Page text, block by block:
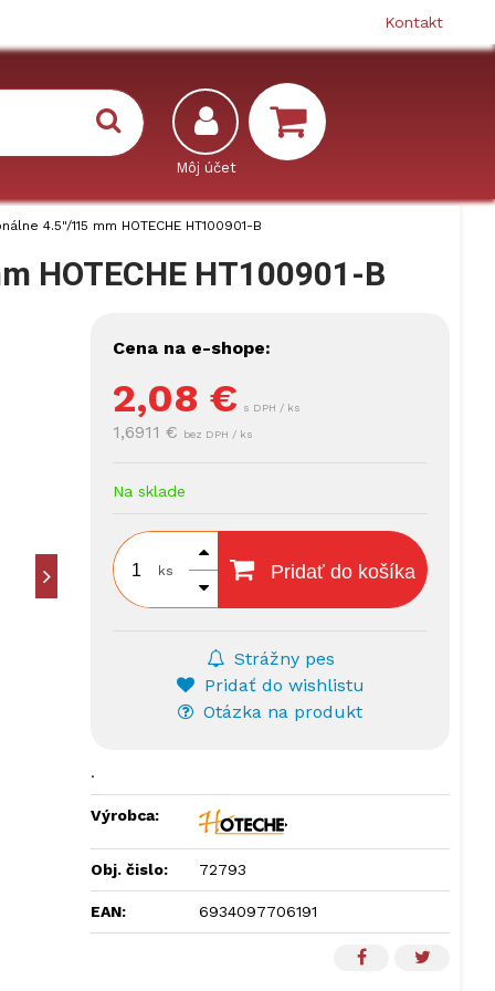
Kontakt
4.5"/115 mm HOTECHE HT100901-B
HOTECHE HT100901-B
Cena na e-shope:
2,08 € s DPH / ks
1,6911 € bez DPH / ks
Na sklade
ks Pridať do košíka
Strážny pes
Pridať do wishlistu
Otázka na produkt
.
Výrobca:
Obj. čislo: 72793
EAN: 6934097706191